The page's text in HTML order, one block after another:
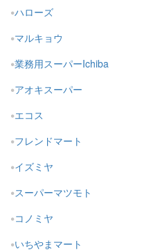
ハローズ
マルキョウ
業務用スーパーIchiba
アオキスーパー
エコス
フレンドマート
イズミヤ
スーパーマツモト
コノミヤ
いちやまマート